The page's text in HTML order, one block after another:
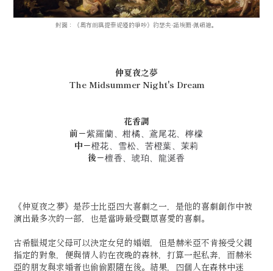
封面：《奧布朗與提泰妮婭的爭吵》 約瑟夫·諾埃爾·佩頓繪。
仲夏夜之夢
The Midsummer Night's Dream
花香調
前－紫羅蘭、柑橘、鳶尾花、檸檬
中－橙花、雪松、苦橙葉、茉莉
後－檀香、琥珀、龍涎香
《仲夏夜之夢》是莎士比亞四大喜劇之一，是他的喜劇創作中被
演出最多次的一部，也是當時最受觀眾喜愛的喜劇。
古希臘規定父母可以決定女兒的婚姻，但是赫米亞不肯接受父親
指定的對象，便與情人約在夜晚的森林，打算一起私奔，而赫米
亞的朋友與求婚者也偷偷跟隨在後。結果，四個人在森林中迷